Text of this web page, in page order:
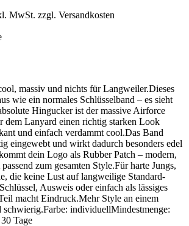
MwSt. zzgl. Versandkosten
massiv und nichts für Langweiler.Dieses
wie ein normales Schlüsselband – es sieht
Hingucker ist der massive Airforce
dem Lanyard einen richtig starken Look
und einfach verdammt cool.Das Band
eingewebt und wirkt dadurch besonders edel
dein Logo als Rubber Patch – modern,
zum gesamten Style.Für harte Jungs,
die keine Lust auf langweilige Standard-
Ausweis oder einfach als lässiges
macht Eindruck.Mehr Style an einem
schwierig.Farbe: individuellMindestmenge:
Tage